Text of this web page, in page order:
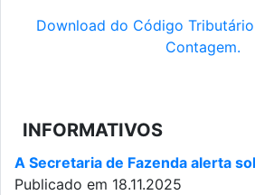
Download do Código
Contagem.
INFORMATIVOS
A Secretaria de Fazenda alerta
Publicado em 18.11.2025